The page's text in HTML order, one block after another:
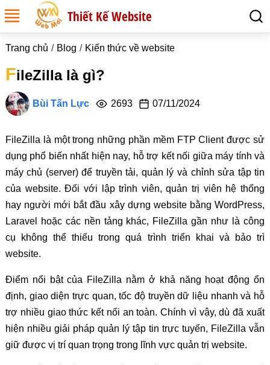
Thiết Kế Website
Trang chủ Blog Kiến thức về website
FileZilla là gì?
Bùi Tấn Lực 2693 07/11/2024
FileZilla là một trong những phần mềm FTP Client được sử
dụng phổ biến nhất hiện nay, hỗ trợ kết nối giữa máy tính và
máy chủ (server) để truyền tải, quản lý và chỉnh sửa tập tin
của website. Đối với lập trình viên, quản trị viên hệ thống
hay người mới bắt đầu xây dựng website bằng WordPress,
Laravel hoặc các nền tảng khác, FileZilla gần như là công
cụ không thể thiếu trong quá trình triển khai và bảo trì
website.
Điểm nổi bật của FileZilla nằm ở khả năng hoạt động ổn
định, giao diện trực quan, tốc độ truyền dữ liệu nhanh và hỗ
trợ nhiều giao thức kết nối an toàn. Chính vì vậy, dù đã xuất
hiện nhiều giải pháp quản lý tập tin trực tuyến, FileZilla vẫn
giữ được vị trí quan trọng trong lĩnh vực quản trị website.